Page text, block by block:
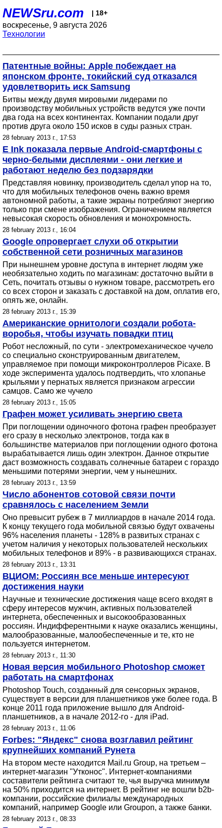
NEWSru.com | 18+
воскресенье, 9 августа 2026
Технологии
Патентные войны: Apple побеждает на
японском фронте, токийский суд отказался
удовлетворить иск Samsung
Битвы между двумя мировыми лидерами по
производству мобильных устройств ведутся уже почти
два года на всех континентах. Компании подали друг
против друга около 150 исков в суды разных стран.
28 february 2013 г., 17:53
E Ink показала первые Android-смартфоны с
черно-белыми дисплеями - они легкие и
работают неделю без подзарядки
Представляя новинку, производитель сделал упор на то,
что для мобильных телефонов очень важно время
автономной работы, а такие экраны потребляют энергию
только при смене изображения. Ограничением является
невысокая скорость обновления и монохромность.
28 february 2013 г., 16:04
Google опровергает слухи об открытии
собственной сети розничных магазинов
При нынешнем уровне доступа в интернет людям уже
необязательно ходить по магазинам: достаточно выйти в
Сеть, почитать отзывы о нужном товаре, рассмотреть его
со всех сторон и заказать с доставкой на дом, оплатив его,
опять же, онлайн.
28 february 2013 г., 15:39
Американские орнитологи создали робота-
воробья, чтобы изучать повадки птиц
Робот несложный, по сути - электромеханическое чучело
со специально сконструированным двигателем,
управляемое при помощи микроконтроллеров Picaxe. В
ходе эксперимента удалось подтвердить, что хлопанье
крыльями у пернатых является признаком агрессии
самцов. Само же чучело
28 february 2013 г., 15:05
Графен может усиливать энергию света
При поглощении одиночного фотона графен преобразует
его сразу в несколько электронов, тогда как в
большинстве материалов при поглощении одного фотона
вырабатывается лишь один электрон. Данное открытие
даст возможность создавать солнечные батареи с гораздо
меньшими потерями энергии, чем у нынешних.
28 february 2013 г., 13:59
Число абонентов сотовой связи почти
сравнялось с населением Земли
Оно превысит рубеж в 7 миллиардов в начале 2014 года.
К концу текущего года мобильной связью будут охвачены
96% населения планеты - 128% в развитых странах с
учетом наличия у некоторых пользователей нескольких
мобильных телефонов и 89% - в развивающихся странах.
28 february 2013 г., 13:31
ВЦИОМ: Россиян все меньше интересуют
достижения науки
Научные и технические достижения чаще всего входят в
сферу интересов мужчин, активных пользователей
интернета, обеспеченных и высокообразованных
россиян. Индифферентными к науке оказались женщины,
малообразованные, малообеспеченные и те, кто не
пользуется интернетом.
28 february 2013 г., 11:30
Новая версия мобильного Photoshop сможет
работать на смартфонах
Photoshop Touch, созданный для сенсорных экранов,
существует в версии для планшетников уже более года. В
конце 2011 года приложение вышло для Android-
планшетников, а в начале 2012-го - для iPad.
28 february 2013 г., 11:06
Forbes: "Яндекс" снова возглавил рейтинг
крупнейших компаний Рунета
На втором месте находится Mail.ru Group, на третьем –
интернет-магазин "Утконос". Интернет-компаниями
составители рейтинга считают те, чья выручка минимум
на 50% приходится на интернет. В рейтинг не вошли b2b-
компании, российские филиалы международных
компаний, например Google или Groupon, а также банки.
28 february 2013 г., 08:33